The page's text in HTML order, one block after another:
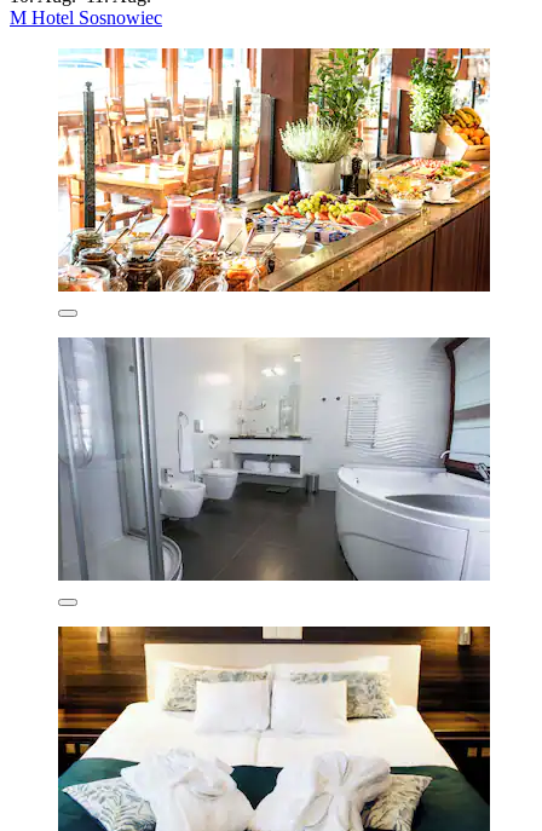
M Hotel Sosnowiec